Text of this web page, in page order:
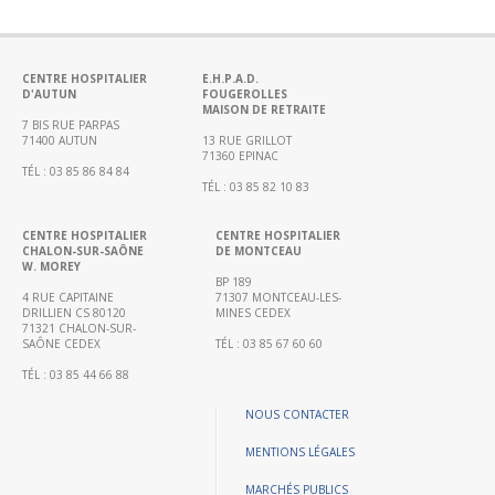
de
–
Recherche
clinique
du
CHWM
Continue
Certification
HAS
Démarche
Qualité
CENTRE HOSPITALIER
D'AUTUN
7 BIS RUE PARPAS
71400 AUTUN
TÉL : 03 85 86 84 84
E.H.P.A.D.
FOUGEROLLES
MAISON DE RETRAITE
13 RUE GRILLOT
71360 EPINAC
TÉL : 03 85 82 10 83
CENTRE HOSPITALIER
CHALON-SUR-SAÔNE
W. MOREY
4 RUE CAPITAINE
DRILLIEN CS 80120
71321 CHALON-SUR-
SAÔNE CEDEX
TÉL : 03 85 44 66 88
CENTRE HOSPITALIER
DE MONTCEAU
BP 189
71307 MONTCEAU-LES-
MINES CEDEX
TÉL : 03 85 67 60 60
NOUS CONTACTER
MENTIONS LÉGALES
MARCHÉS PUBLICS